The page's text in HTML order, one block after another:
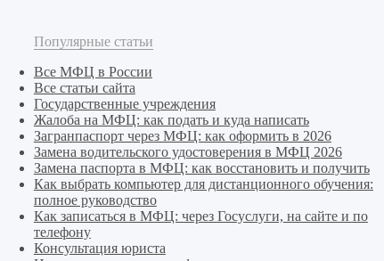
Популярные статьи
Все МФЦ в России
Все статьи сайта
Государственные учреждения
Жалоба на МФЦ: как подать и куда написать
Загранпаспорт через МФЦ: как оформить в 2026
Замена водительского удостоверения в МФЦ 2026
Замена паспорта в МФЦ: как восстановить и получить
Как выбрать компьютер для дистанционного обучения:
полное руководство
Как записаться в МФЦ: через Госуслуги, на сайте и по
телефону
Консультация юриста